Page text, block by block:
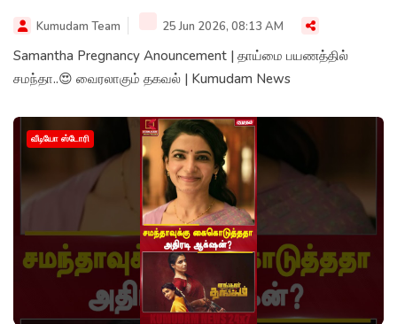
Kumudam Team 25 Jun 2026, 08:13 AM
Samantha Pregnancy Anouncement | தாய்மை பயணத்தில்
சமந்தா..😍 வைரலாகும் தகவல் | Kumudam News
வீடியோ ஸ்டோரி